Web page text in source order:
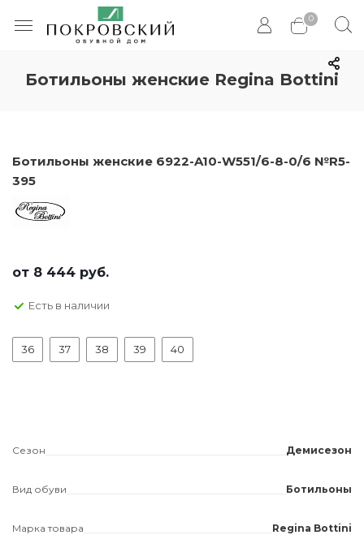
0
Ботильоны женские Regina Bottini
Ботильоны женские 6922-A10-W551/6-8-0/6 №R5-
395
от 8 444 руб.
Есть в наличии
36 37 38 39 40
Сезон Демисезон
Вид обуви Ботильоны
Марка товара Regina Bottini